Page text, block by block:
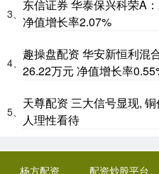
3、
东信证券 华泰保兴科荣A
净值增长率2.07%
4、
趣操盘配资 华安新恒利混
26.22万元 净值增长率
5、
天尊配资 三大信号显现,
人理性看待
杨方配资 配资炒股平台